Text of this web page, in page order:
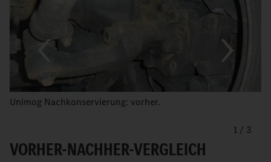
Unimog Nachkonservierung: vorher.
1 / 3
VORHER-NACHHER-VERGLEICH